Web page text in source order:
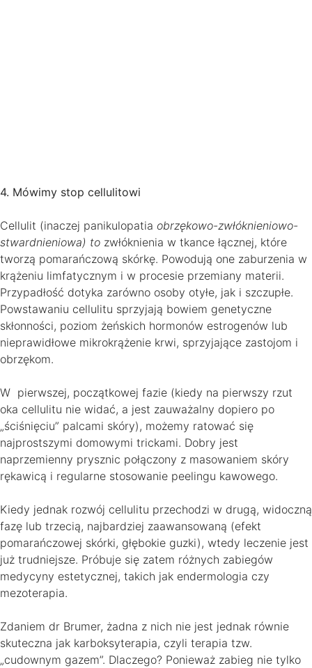
4. Mówimy stop cellulitowi
Cellulit (inaczej panikulopatia obrzękowo-zwłóknieniowo-
stwardnieniowa) to zwłóknienia w tkance łącznej, które
tworzą pomarańczową skórkę. Powodują one zaburzenia w
krążeniu limfatycznym i w procesie przemiany materii.
Przypadłość dotyka zarówno osoby otyłe, jak i szczupłe.
Powstawaniu cellulitu sprzyjają bowiem genetyczne
skłonności, poziom żeńskich hormonów estrogenów lub
nieprawidłowe mikrokrążenie krwi, sprzyjające zastojom i
obrzękom.
W pierwszej, początkowej fazie (kiedy na pierwszy rzut
oka cellulitu nie widać, a jest zauważalny dopiero po
„ściśnięciu” palcami skóry), możemy ratować się
najprostszymi domowymi trickami. Dobry jest
naprzemienny prysznic połączony z masowaniem skóry
rękawicą i regularne stosowanie peelingu kawowego.
Kiedy jednak rozwój cellulitu przechodzi w drugą, widoczną
fazę lub trzecią, najbardziej zaawansowaną (efekt
pomarańczowej skórki, głębokie guzki), wtedy leczenie jest
już trudniejsze. Próbuje się zatem różnych zabiegów
medycyny estetycznej, takich jak endermologia czy
mezoterapia.
Zdaniem dr Brumer, żadna z nich nie jest jednak równie
skuteczna jak karboksyterapia, czyli terapia tzw.
„cudownym gazem”. Dlaczego? Ponieważ zabieg nie tylko